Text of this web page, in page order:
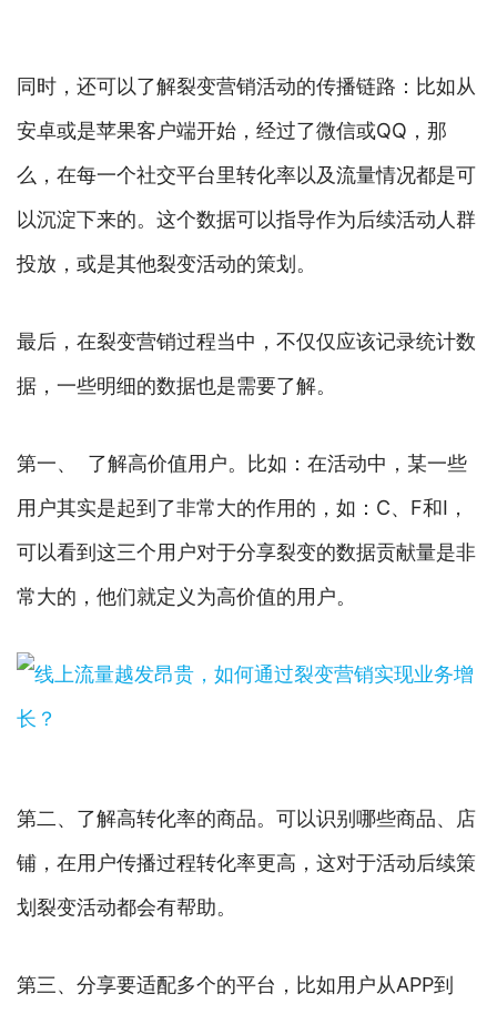
同时，还可以了解裂变营销活动的传播链路：比如从
安卓或是苹果客户端开始，经过了微信或QQ，那
么，在每一个社交平台里转化率以及流量情况都是可
以沉淀下来的。这个数据可以指导作为后续活动人群
投放，或是其他裂变活动的策划。
最后，在裂变营销过程当中，不仅仅应该记录统计数
据，一些明细的数据也是需要了解。
第一、 了解高价值用户。比如：在活动中，某一些
用户其实是起到了非常大的作用的，如：C、F和I，
可以看到这三个用户对于分享裂变的数据贡献量是非
常大的，他们就定义为高价值的用户。
第二、了解高转化率的商品。可以识别哪些商品、店
铺，在用户传播过程转化率更高，这对于活动后续策
划裂变活动都会有帮助。
第三、分享要适配多个的平台，比如用户从APP到